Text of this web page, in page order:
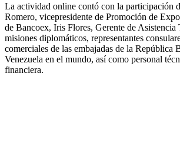
La actividad online contó con la participación
Romero, vicepresidente de Promoción de
de Bancoex, Iris Flores, Gerente de Asistencia
misiones diplomáticos, representantes
comerciales de las embajadas de la República
Venezuela en el mundo, así como personal
financiera.